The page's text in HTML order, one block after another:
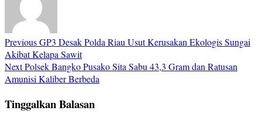
PreviousGP3 Desak Polda Riau Usut Kerusakan Ekologis Sungai
Akibat Kelapa Sawit
NextPolsek Bangko Pusako Sita Sabu 43,3 Gram dan Ratusan
Amunisi Kaliber Berbeda
Tinggalkan Balasan